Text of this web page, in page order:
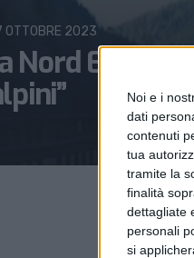
Noi e i
dati
contenuti
tua
tramite la
finalità
dettagliate
personali
si
Nord Est:
OTTOBRE 2023